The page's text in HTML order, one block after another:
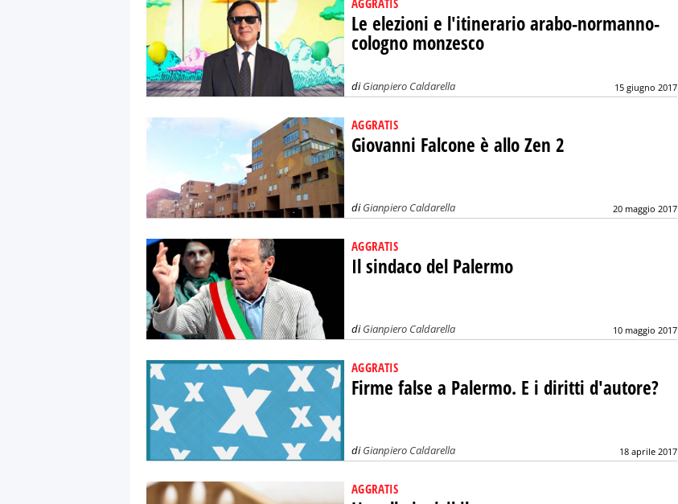
AGGRATIS
Le elezioni e l'itinerario arabo-normanno-
cologno monzesco
diGianpiero Caldarella 15 giugno 2017
AGGRATIS
Giovanni Falcone è allo Zen 2
diGianpiero Caldarella 20 maggio 2017
AGGRATIS
Il sindaco del Palermo
diGianpiero Caldarella 10 maggio 2017
AGGRATIS
Firme false a Palermo. E i diritti d'autore?
diGianpiero Caldarella 18 aprile 2017
AGGRATIS